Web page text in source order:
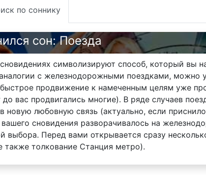
по соннику
сон: Поезда
символизируют способ, который вы
с железнодорожными поездками, можно
продвижение к намеченным целям уже
до вас продвигались многие). В ряде случаев
новую любовную связь (актуально, если
сновидения разворачивалось на
выбора. Перед вами открывается сразу
также толкование Станция метро).